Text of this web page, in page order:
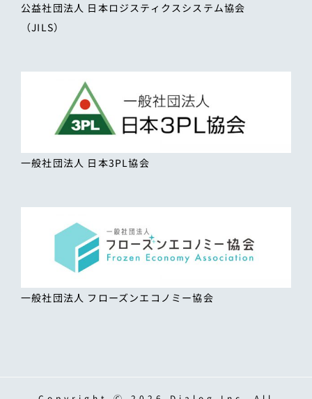
公益社団法人 日本ロジスティクスシステム協会
（JILS）
一般社団法人 日本3PL協会
一般社団法人 フローズンエコノミー協会